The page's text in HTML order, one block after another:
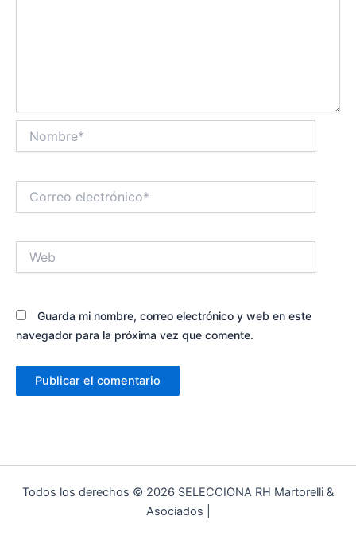
electrónico*
Guarda mi nombre, correo electrónico y web en este
navegador para la próxima vez que comente.
Todos los derechos © 2026 SELECCIONA RH Martorelli &
Asociados |